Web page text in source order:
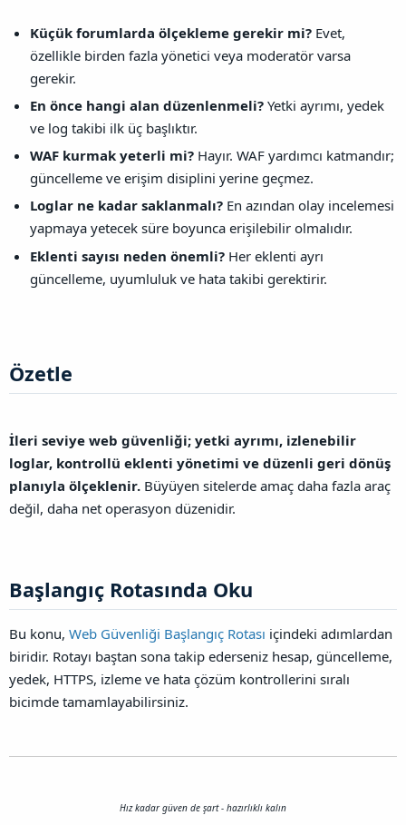
Küçük forumlarda ölçekleme gerekir mi? Evet,
özellikle birden fazla yönetici veya moderatör varsa
gerekir.
En önce hangi alan düzenlenmeli? Yetki ayrımı, yedek
ve log takibi ilk üç başlıktır.
WAF kurmak yeterli mi? Hayır. WAF yardımcı katmandır;
güncelleme ve erişim disiplini yerine geçmez.
Loglar ne kadar saklanmalı? En azından olay incelemesi
yapmaya yetecek süre boyunca erişilebilir olmalıdır.
Eklenti sayısı neden önemli? Her eklenti ayrı
güncelleme, uyumluluk ve hata takibi gerektirir.
Özetle​
İleri seviye web güvenliği; yetki ayrımı, izlenebilir
loglar, kontrollü eklenti yönetimi ve düzenli geri dönüş
planıyla ölçeklenir. Büyüyen sitelerde amaç daha fazla araç
değil, daha net operasyon düzenidir.
Başlangıç Rotasında Oku​
Bu konu, Web Güvenliği Başlangıç Rotası içindeki adımlardan
biridir. Rotayı baştan sona takip ederseniz hesap, güncelleme,
yedek, HTTPS, izleme ve hata çözüm kontrollerini sıralı
bicimde tamamlayabilirsiniz.
Hız kadar güven de şart - hazırlıklı kalın